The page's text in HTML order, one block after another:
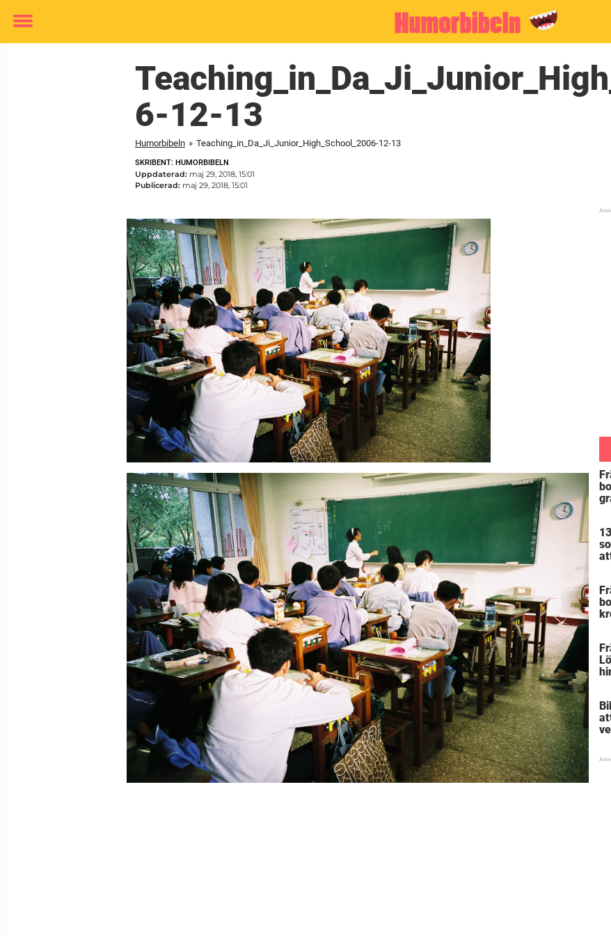
Toggle
6-12-13
Humorbibeln » Teaching_in_Da_Ji_Junior_High_School_2006-12-13
SKRIBENT: HUMORBIBELN
Uppdaterad: maj 29, 2018, 15:01
Publicerad: maj 29, 2018, 15:01